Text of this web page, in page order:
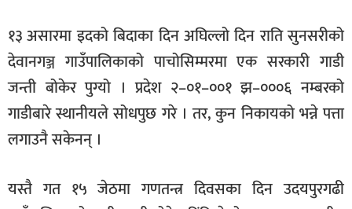
१३ असारमा इदको बिदाका दिन अघिल्लो दिन राति सुनसरीको
देवानगञ्ज गाउँपालिकाको पाचोसिम्मरमा एक सरकारी गाडी
जन्ती बोकेर पुग्यो । प्रदेश २–०१–००१ झ–०००६ नम्बरको
गाडीबारे स्थानीयले सोधपुछ गरे । तर, कुन निकायको भन्ने पत्ता
लगाउनै सकेनन् ।
यस्तै गत १५ जेठमा गणतन्त्र दिवसका दिन उदयपुरगढी